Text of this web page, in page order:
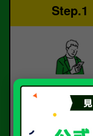
Step.1
ご依頼
お電話または査
ムより